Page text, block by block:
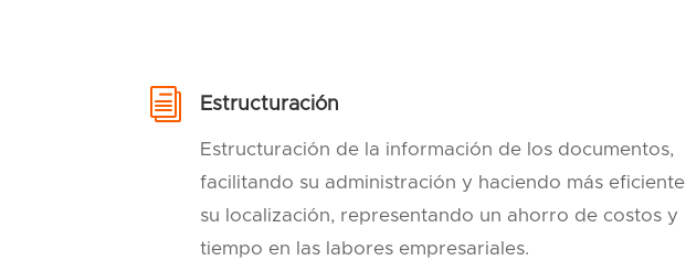
i Estructuración
Estructuración de la información de los documentos,
facilitando su administración y haciendo más eficiente
su localización, representando un ahorro de costos y
tiempo en las labores empresariales.